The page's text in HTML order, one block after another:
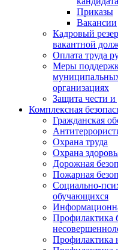
Приказы
Вакансии
Кадровый
вакантной
Оплата труда
Меры
организациях
Защита чести и
Комплексная
Гражданская
Охрана труда
Охрана
Дорожная
Пожарная
Социально-
обучающихся
Профилактика